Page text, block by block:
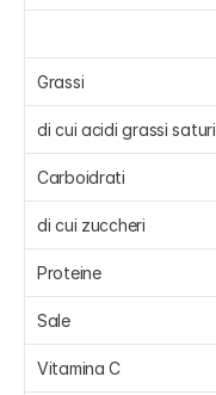
Grassi
di cui acidi grassi saturi
Carboidrati
di cui zuccheri
Proteine
Sale
Vitamina C